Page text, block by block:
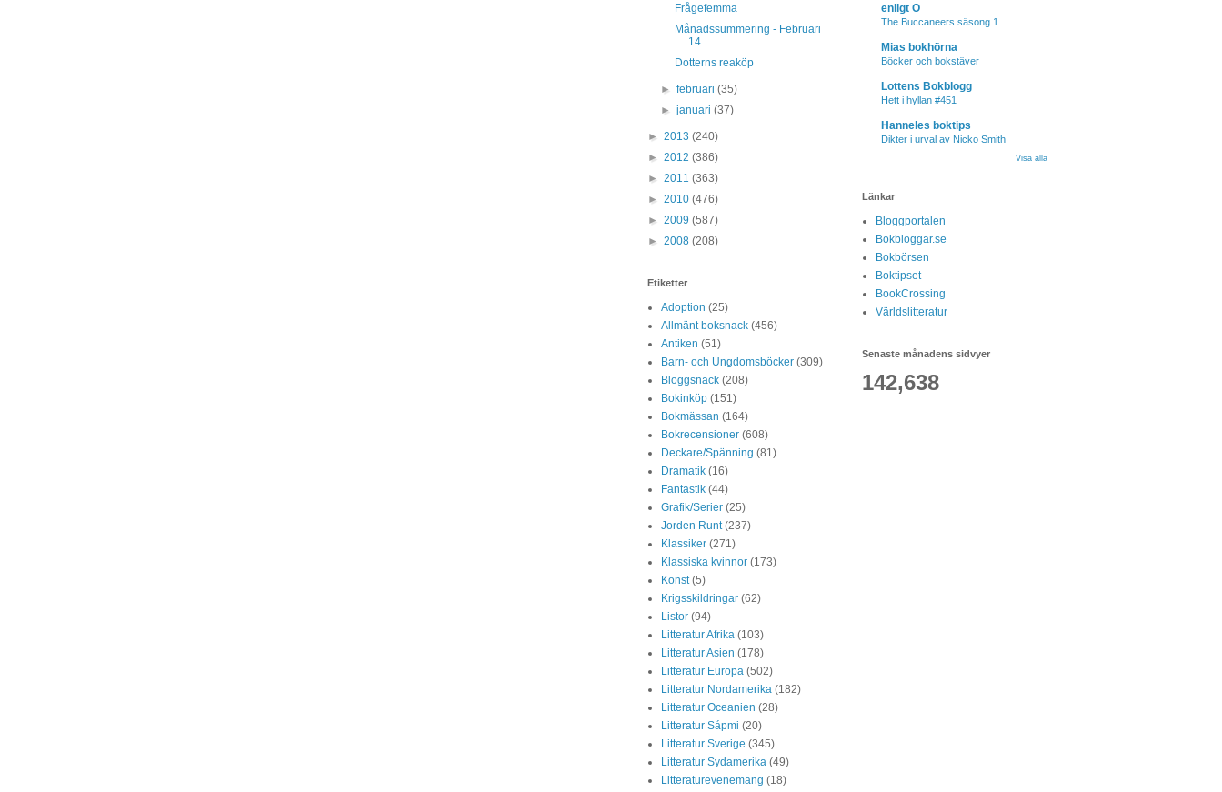
Frågefemma
Månadssummering - Februari
14
Dotterns reaköp
►februari(35)
►januari(37)
► 2013 (240)
► 2012 (386)
► 2011 (363)
► 2010 (476)
► 2009 (587)
► 2008 (208)
Etiketter
Adoption (25)
Allmänt boksnack (456)
Antiken (51)
Barn- och Ungdomsböcker (309)
Bloggsnack (208)
Bokinköp (151)
Bokmässan (164)
Bokrecensioner (608)
Deckare/Spänning (81)
Dramatik (16)
Fantastik (44)
Grafik/Serier (25)
Jorden Runt (237)
Klassiker (271)
Klassiska kvinnor (173)
Konst (5)
Krigsskildringar (62)
Listor (94)
Litteratur Afrika (103)
Litteratur Asien (178)
Litteratur Europa (502)
Litteratur Nordamerika (182)
Litteratur Oceanien (28)
Litteratur Sápmi (20)
Litteratur Sverige (345)
Litteratur Sydamerika (49)
Litteraturevenemang (18)
enligt O
The Buccaneers säsong 1
Mias bokhörna
Böcker och bokstäver
Lottens Bokblogg
Hett i hyllan #451
Hanneles boktips
Dikter i urval av Nicko Smith
Visa alla
Länkar
Bloggportalen
Bokbloggar.se
Bokbörsen
Boktipset
BookCrossing
Världslitteratur
Senaste månadens sidvyer
142,638